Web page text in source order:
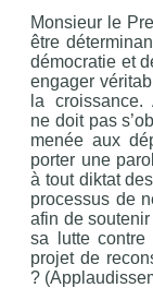
Monsieur le
être
démocratie et
engager
la
ne doit pas
menée aux
porter une
à tout diktat
processus de
afin de
sa lutte contre
projet de
?